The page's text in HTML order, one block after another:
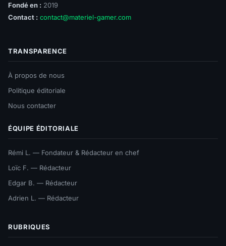
Fondé en : 2019
Contact : contact@materiel-gamer.com
TRANSPARENCE
À propos de nous
Politique éditoriale
Nous contacter
ÉQUIPE ÉDITORIALE
Rémi L. — Fondateur & Rédacteur en chef
Loïc F. — Rédacteur
Edgar B. — Rédacteur
Adrien L. — Rédacteur
RUBRIQUES